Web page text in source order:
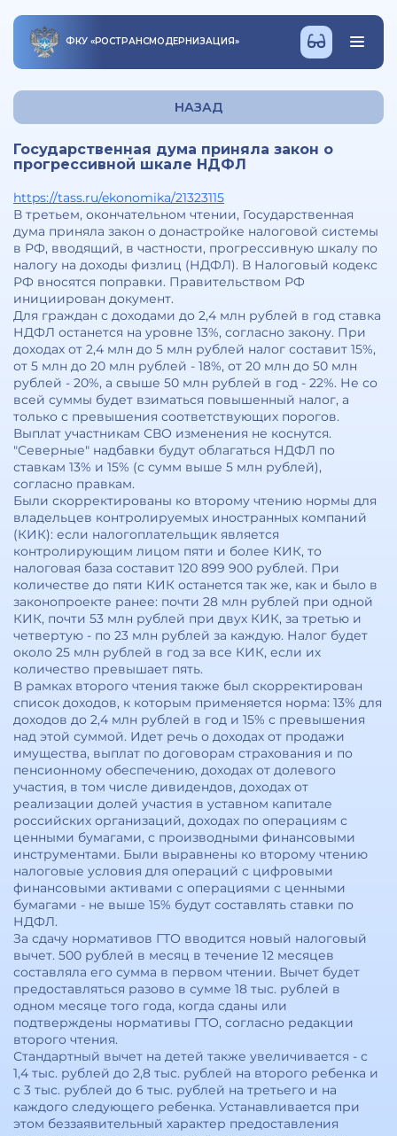
ФКУ «РОСТРАНСМОДЕРНИЗАЦИЯ»
НАЗАД
Государственная дума приняла закон о
прогрессивной шкале НДФЛ
https://tass.ru/ekonomika/21323115
В третьем, окончательном чтении, Государственная
дума приняла закон о донастройке налоговой системы
в РФ, вводящий, в частности, прогрессивную шкалу по
налогу на доходы физлиц (НДФЛ). В Налоговый кодекс
РФ вносятся поправки. Правительством РФ
инициирован документ.
Для граждан с доходами до 2,4 млн рублей в год ставка
НДФЛ останется на уровне 13%, согласно закону. При
доходах от 2,4 млн до 5 млн рублей налог составит 15%,
от 5 млн до 20 млн рублей - 18%, от 20 млн до 50 млн
рублей - 20%, а свыше 50 млн рублей в год - 22%. Не со
всей суммы будет взиматься повышенный налог, а
только с превышения соответствующих порогов.
Выплат участникам СВО изменения не коснутся.
"Северные" надбавки будут облагаться НДФЛ по
ставкам 13% и 15% (с сумм выше 5 млн рублей),
согласно правкам.
Были скорректированы ко второму чтению нормы для
владельцев контролируемых иностранных компаний
(КИК): если налогоплательщик является
контролирующим лицом пяти и более КИК, то
налоговая база составит 120 899 900 рублей. При
количестве до пяти КИК останется так же, как и было в
законопроекте ранее: почти 28 млн рублей при одной
КИК, почти 53 млн рублей при двух КИК, за третью и
четвертую - по 23 млн рублей за каждую. Налог будет
около 25 млн рублей в год за все КИК, если их
количество превышает пять.
В рамках второго чтения также был скорректирован
список доходов, к которым применяется норма: 13% для
доходов до 2,4 млн рублей в год и 15% с превышения
над этой суммой. Идет речь о доходах от продажи
имущества, выплат по договорам страхования и по
пенсионному обеспечению, доходах от долевого
участия, в том числе дивидендов, доходах от
реализации долей участия в уставном капитале
российских организаций, доходах по операциям с
ценными бумагами, с производными финансовыми
инструментами. Были выравнены ко второму чтению
налоговые условия для операций с цифровыми
финансовыми активами с операциями с ценными
бумагами - не выше 15% будут составлять ставки по
НДФЛ.
За сдачу нормативов ГТО вводится новый налоговый
вычет. 500 рублей в месяц в течение 12 месяцев
составляла его сумма в первом чтении. Вычет будет
предоставляться разово в сумме 18 тыс. рублей в
одном месяце того года, когда сданы или
подтверждены нормативы ГТО, согласно редакции
второго чтения.
Стандартный вычет на детей также увеличивается - с
1,4 тыс. рублей до 2,8 тыс. рублей на второго ребенка и
с 3 тыс. рублей до 6 тыс. рублей на третьего и на
каждого следующего ребенка. Устанавливается при
этом беззаявительный характер предоставления